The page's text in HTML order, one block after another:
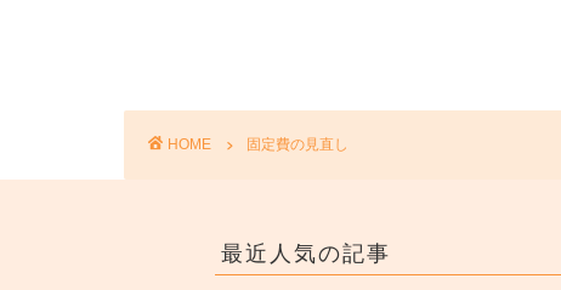
HOME 固定費の見直し
最近人気の記事